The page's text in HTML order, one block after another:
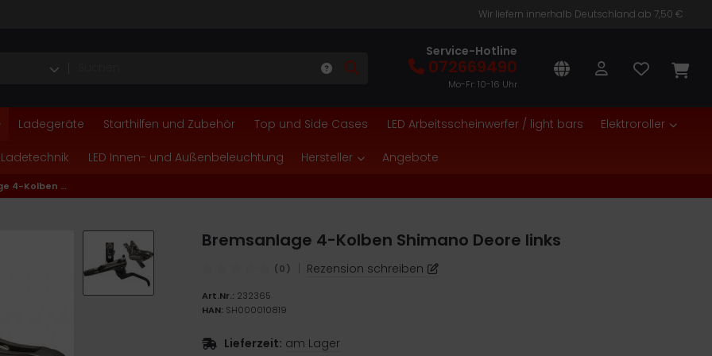
Wir liefern innerhalb Deutschland ab 7,50 €
Service-Hotline
072669490
Mo-Fr: 10-16 Uhr
Ladegeräte Starthilfen und Zubehör Top und Side Cases LED Arbeitsscheinwerfer / light bars Elektroroller
LED Innen- und Außenbeleuchtung Hersteller Angebote
Bremsanlage 4-Kolben Shimano Deore links
Bremsanlage 4-Kolben Shimano Deore links
(0) Rezension schreiben
Art.Nr.: 232365
HAN: SH000010819
Lieferzeit: am Lager